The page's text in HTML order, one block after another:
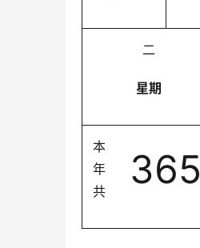
二
星期
本
年
共
365